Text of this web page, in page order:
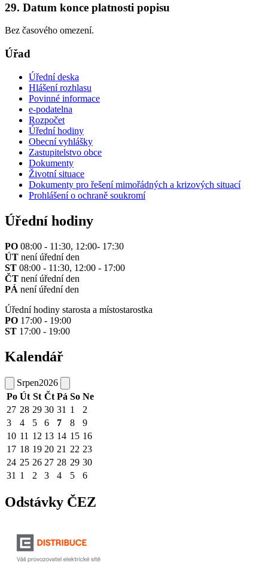
29. Datum konce platnosti popisu
Bez časového omezení.
Úřad
Úřední deska
Hlášení rozhlasu
Povinné informace
e-podatelna
Rozpočet
Úřední hodiny
Obecní vyhlášky
Zastupitelstvo obce
Dokumenty
Životní situace
Dokumenty pro řešení mimořádných a krizových situací
Prohlášení o ochraně soukromí
Úřední hodiny
PO 08:00 - 11:30, 12:00- 17:30
ÚT není úřední den
ST 08:00 - 11:30, 12:00 - 17:00
ČT není úřední den
PÁ není úřední den
Úřední hodiny starosta a místostarostka
PO 17:00 - 19:00
ST 17:00 - 19:00
Kalendář
Srpen2026
Po Út St Čt Pá So Ne
27 28 29 30 31 1
2
3
4 5 6 7 8
9
10 11 12 13 14 15 16
17 18 19 20 21 22 23
24 25 26 27 28 29 30
31 1 2 3 4 5 6
Odstávky ČEZ